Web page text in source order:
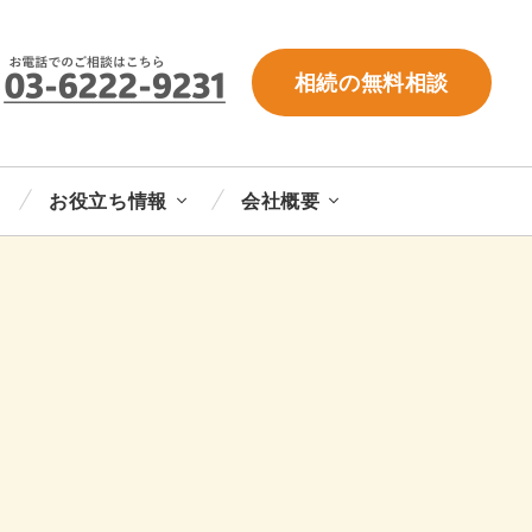
相続の無料相談
お役立ち情報 会社概要